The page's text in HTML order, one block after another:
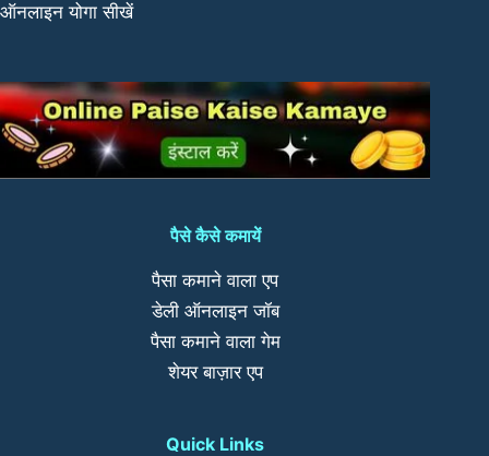
ऑनलाइन योगा सीखें
पैसे कैसे कमायें
पैसा कमाने वाला एप
डेली ऑनलाइन जॉब
पैसा कमाने वाला गेम
शेयर बाज़ार एप
Quick Links